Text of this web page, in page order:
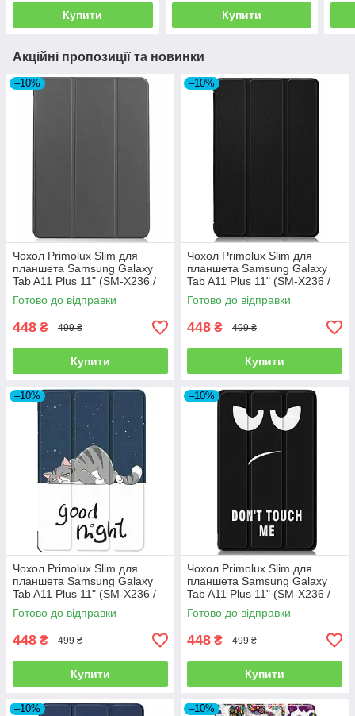
Купити Купити
Акційні пропозиції та новинки
–10%
Чохол Primolux Slim для
планшета Samsung Galaxy
Tab A11 Plus 11" (SM-X236 /
SM-X230) - Grey
Готово до відправки
448 ₴ 499 ₴
Купити
–10%
Чохол Primolux Slim для
планшета Samsung Galaxy
Tab A11 Plus 11" (SM-X236 /
SM-X230) - Black
Готово до відправки
448 ₴ 499 ₴
Купити
–10%
Чохол Primolux Slim для
планшета Samsung Galaxy
Tab A11 Plus 11" (SM-X236 /
SM-X230) - Good Night
Готово до відправки
448 ₴ 499 ₴
Купити
–10%
Чохол Primolux Slim для
планшета Samsung Galaxy
Tab A11 Plus 11" (SM-X236 /
SM-X230) - Don`t Touch
Готово до відправки
448 ₴ 499 ₴
Купити
–10% –10%